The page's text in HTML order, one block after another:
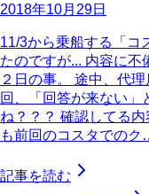
2018年10月29日
11/3から乗船する「コ
たのですが... 内容に不
２日の事。 途中、代
回、「回答が来ない」
ね？？？ 確認してる
も前回のコスタでのク
記事を読む